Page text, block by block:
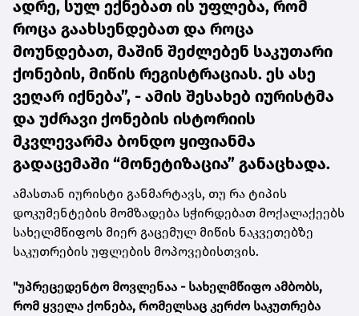
ადრე, სულ ექნებათ ის უფლება, რომ
როცა გაახსენდებათ და როცა
მოუნდებათ, მაშინ შეძლებენ საკუთარი
ქონების, მიწის რეგისტრაციას. ეს ასე
ვეღარ იქნება”, - ამის შესახებ იურისტმა
და უძრავი ქონების ისტორიის
მკვლევარმა ბონდო ყიფიანმა
გადაცემაში “მონეტიზაცია” განაცხადა.
ამასთან იურისტი განმარტავს, თუ რა ტიპის
დოკუმენტების მომზადება სჭირდებათ მოქალაქეებს
სახელმწიფოს მიერ გაცემულ მიწის ნაკვეთებზე
საკუთრების უფლების მოპოვებისთვის.
"უპრეცედენტო მოვლენაა - სახელმწიფო ამბობს,
რომ ყველა ქონება, რომელსაც კერძო საკუთრება